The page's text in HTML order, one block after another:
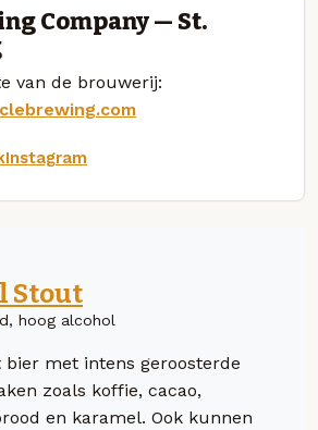
Company — St.
van de brouwerij:
Instagram
Stout
hoog alcohol
bier met intens geroosterde
zoals koffie, cacao,
en karamel. Ook kunnen